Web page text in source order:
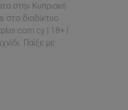
στην Κυπριακή
στο διαδίκτυο.
| 18+ |
Παίξε με...